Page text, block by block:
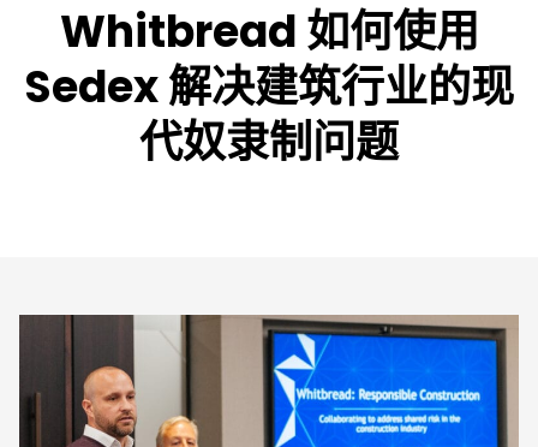
Whitbread 如何使用
Sedex 解决建筑行业的现
代奴隶制问题